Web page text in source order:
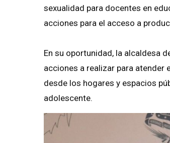
sexualidad para docentes en
acciones para el acceso a
En su oportunidad, la alcaldesa
acciones a realizar para atender
desde los hogares y espacios
adolescente.